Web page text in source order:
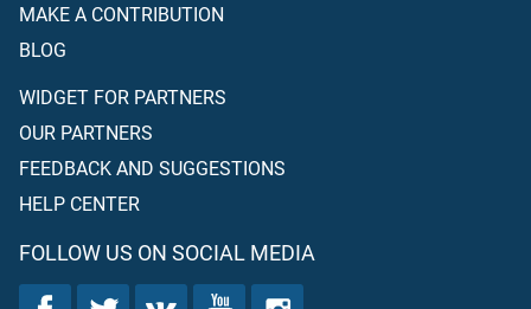
MAKE A CONTRIBUTION
BLOG
WIDGET FOR PARTNERS
OUR PARTNERS
FEEDBACK AND SUGGESTIONS
HELP CENTER
FOLLOW US ON SOCIAL MEDIA